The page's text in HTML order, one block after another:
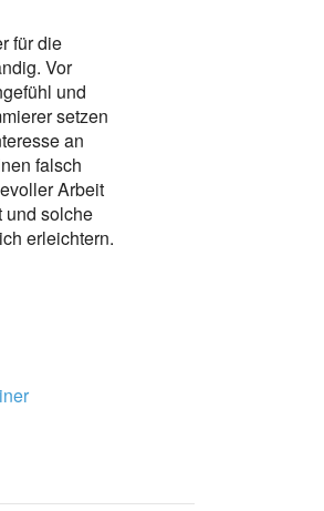
für die
Vor
und
setzen
an
falsch
Arbeit
und solche
erleichtern.